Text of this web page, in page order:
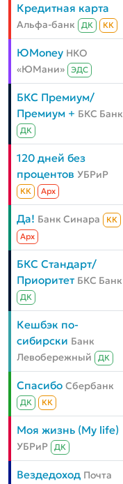
Кредитная карта
Альфа-банк ДК КК
ЮMoney НКО
«ЮМани»
ЭДС
БКС Премиум/
Премиум + БКС Банк
ДК
120 дней без
процентов УБРиР
КК Aрх
Да! Банк Синара
КК
Aрх
БКС Стандарт/
Приоритет БКС Банк
ДК
Кешбэк по-
сибирски Банк
Левобережный
ДК
Спасибо Сбербанк
ДК КК
Моя жизнь (My life)
УБРиР ДК
Вездедоход Почта